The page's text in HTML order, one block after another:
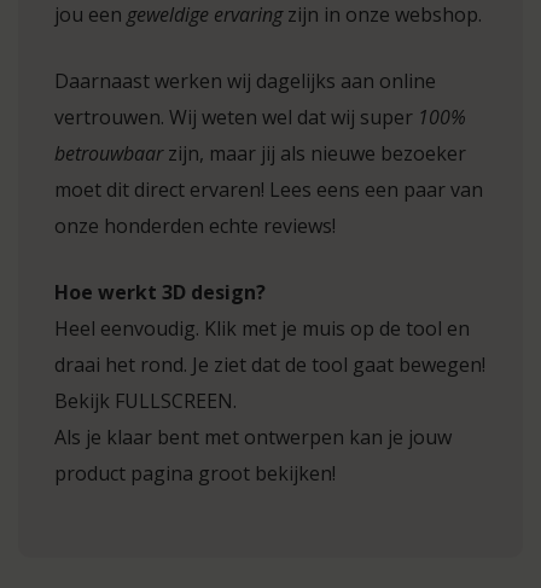
jou een geweldige ervaringzijn in onze webshop.
Daarnaast werken wij dagelijks aan online
vertrouwen. Wij weten wel dat wij super 100%
betrouwbaarzijn, maar jij als nieuwe bezoeker
moet dit direct ervaren! Lees eens een paar van
onze honderden echte reviews!
Hoe werkt 3D design?
Heel eenvoudig. Klik met je muis op de tool en
draai het rond. Je ziet dat de tool gaat bewegen!
Bekijk FULLSCREEN.
Als je klaar bent met ontwerpen kan je jouw
product pagina groot bekijken!